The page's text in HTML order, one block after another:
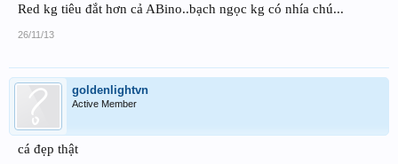
Red kg tiêu đắt hơn cả ABino..bạch ngọc kg có nhía chú...
26/11/13
goldenlightvn
Active Member
cá đẹp thật